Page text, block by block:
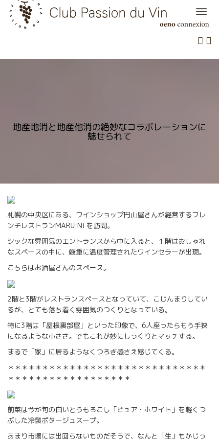
Skip
content
地産地消と地産他消の絶妙なコラボレーションに
魅せられて
札幌の中央区にある、ワインショップ円山屋さんが経営するフレ
ンチレストランMARU:Ni を訪問。
シックな雰囲気のエントランスから中に入ると、１階はおしゃれ
なスペースの中に、厳重に温度管理されたワインセラーが出現。
こちらはお酒屋さんのスペース。
2階と3階がレストランスペースとなっていて、こじんまりしてい
るが、とても落ち着く雰囲気のつくりとなっている。
特に3階は「屋根裏部屋」といった印象で、6人座ったらもう手狭
になるような小ささ。でもこれが妙にしっくりとマッチする。
まるで「家」に居るようなくつろぎ感さえ感じてくる。
＊＊＊＊＊＊＊＊＊＊＊＊＊＊＊＊＊＊＊＊＊＊＊＊＊＊＊＊＊
＊＊＊＊＊＊＊＊＊＊＊＊＊＊＊＊＊＊
前菜は今が旬の白いとうもろこし「ピュア・ホワイト」を軽くつ
ぶした冷製ポタージュスープ。
あまり市場には出回らないものだそうで、なんと「生」もかじっ